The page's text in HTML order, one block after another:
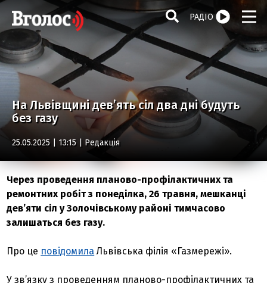
РАДІО
На Львівщині дев’ять сіл два дні будуть
без газу
25.05.2025 | 13:15 | Редакція
Через проведення планово-профілактичних та
ремонтних робіт з понеділка, 26 травня, мешканці
дев’яти сіл у Золочівському районі тимчасово
залишаться без газу.
Про це повідомила Львівська філія «Газмережі».
У зв’язку з проведенням планово-профілактичних та